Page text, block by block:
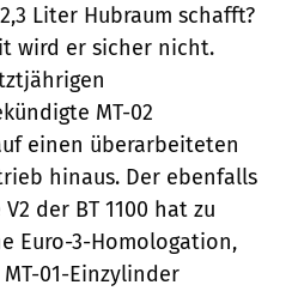
Liter Hubraum schafft?
wird er sicher nicht.
MT-02
einen überarbeiteten
hinaus. Der ebenfalls
der BT 1100 hat zu
Euro-3-Homologation,
01-Einzylinder